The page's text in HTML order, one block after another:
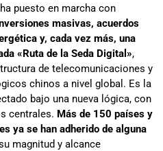
puesto en marcha con
masivas, acuerdos
y, cada vez más, una
«Ruta de la Seda Digital»,
de telecomunicaciones y
chinos a nivel global. Es la
bajo una nueva lógica, con
centrales. Más de 150 países y
ya se han adherido de alguna
magnitud y alcance